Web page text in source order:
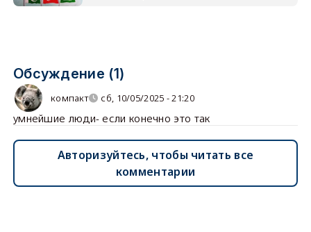
Обсуждение (1)
компакт сб, 10/05/2025 - 21:20
умнейшие люди- если конечно это так
Авторизуйтесь, чтобы читать все
комментарии